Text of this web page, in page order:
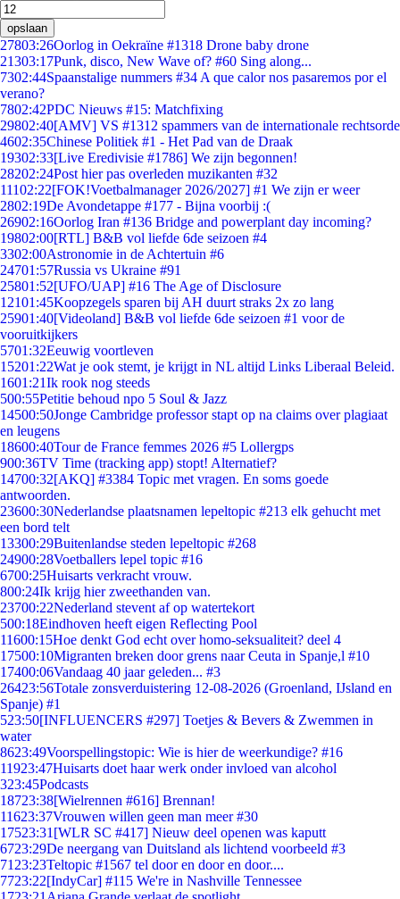
opslaan
27803:26Oorlog in Oekraïne #1318 Drone baby drone
21303:17Punk, disco, New Wave of? #60 Sing along...
7302:44Spaanstalige nummers #34 A que calor nos pasaremos por el
verano?
7802:42PDC Nieuws #15: Matchfixing
29802:40[AMV] VS #1312 spammers van de internationale rechtsorde
4602:35Chinese Politiek #1 - Het Pad van de Draak
19302:33[Live Eredivisie #1786] We zijn begonnen!
28202:24Post hier pas overleden muzikanten #32
11102:22[FOK!Voetbalmanager 2026/2027] #1 We zijn er weer
2802:19De Avondetappe #177 - Bijna voorbij :(
26902:16Oorlog Iran #136 Bridge and powerplant day incoming?
19802:00[RTL] B&B vol liefde 6de seizoen #4
3302:00Astronomie in de Achtertuin #6
24701:57Russia vs Ukraine #91
25801:52[UFO/UAP] #16 The Age of Disclosure
12101:45Koopzegels sparen bij AH duurt straks 2x zo lang
25901:40[Videoland] B&B vol liefde 6de seizoen #1 voor de
vooruitkijkers
5701:32Eeuwig voortleven
15201:22Wat je ook stemt, je krijgt in NL altijd Links Liberaal Beleid.
1601:21Ik rook nog steeds
500:55Petitie behoud npo 5 Soul & Jazz
14500:50Jonge Cambridge professor stapt op na claims over plagiaat
en leugens
18600:40Tour de France femmes 2026 #5 Lollergps
900:36TV Time (tracking app) stopt! Alternatief?
14700:32[AKQ] #3384 Topic met vragen. En soms goede
antwoorden.
23600:30Nederlandse plaatsnamen lepeltopic #213 elk gehucht met
een bord telt
13300:29Buitenlandse steden lepeltopic #268
24900:28Voetballers lepel topic #16
6700:25Huisarts verkracht vrouw.
800:24Ik krijg hier zweethanden van.
23700:22Nederland stevent af op watertekort
500:18Eindhoven heeft eigen Reflecting Pool
11600:15Hoe denkt God echt over homo-seksualiteit? deel 4
17500:10Migranten breken door grens naar Ceuta in Spanje,l #10
17400:06Vandaag 40 jaar geleden... #3
26423:56Totale zonsverduistering 12-08-2026 (Groenland, IJsland en
Spanje) #1
523:50[INFLUENCERS #297] Toetjes & Bevers & Zwemmen in
water
8623:49Voorspellingstopic: Wie is hier de weerkundige? #16
11923:47Huisarts doet haar werk onder invloed van alcohol
323:45Podcasts
18723:38[Wielrennen #616] Brennan!
11623:37Vrouwen willen geen man meer #30
17523:31 [WLR SC #417] Nieuw deel openen was kaputt
6723:29De neergang van Duitsland als lichtend voorbeeld #3
71 23:23Teltopic #1567 tel door en door en door....
7723:22[IndyCar] #115 We're in Nashville Tennessee